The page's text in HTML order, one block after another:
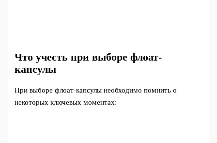
Что учесть при выборе флоат-
капсулы
При выборе флоат-капсулы необходимо помнить о
некоторых ключевых моментах: